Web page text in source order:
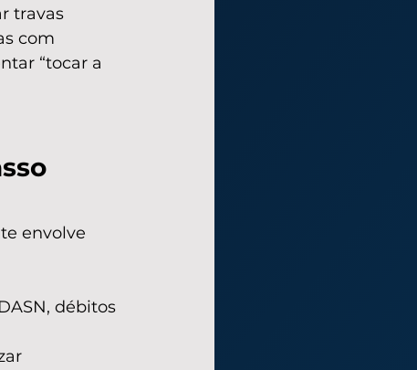
travas
com
“tocar a
envolve
débitos